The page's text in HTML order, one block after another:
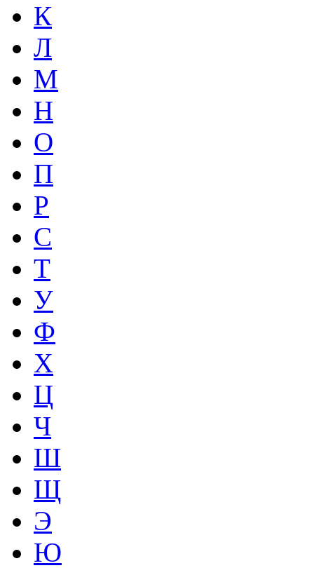
К
Л
М
Н
О
П
Р
С
Т
У
Ф
Х
Ц
Ч
Ш
Щ
Э
Ю